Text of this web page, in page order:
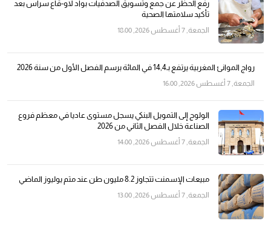
رفع الحظر عن جمع وتسويق الصدفيات بواد لاو-قاع سراس بعد
تأكيد سلامتها الصحية
الجمعة, 7 أغسطس 2026, 18:00
رواج الموانئ المغربية يرتفع بـ14,4 في المائة برسم الفصل الأول من سنة 2026
الجمعة, 7 أغسطس 2026, 16:00
الولوج إلى التمويل البنكي يسجل مستوى عاديا في معظم فروع
الصناعة خلال الفصل الثاني من 2026
الجمعة, 7 أغسطس 2026, 14:00
مبيعات الإسمنت تتجاوز 8.2 مليون طن عند متم يوليوز الماضي
الجمعة, 7 أغسطس 2026, 13:00